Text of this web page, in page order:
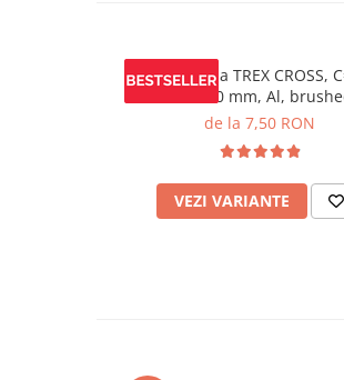
Maner mobila TREX CROSS,
mm, L= 1200 mm, Al,
de la 7,50 RON
VEZI VARIANTE